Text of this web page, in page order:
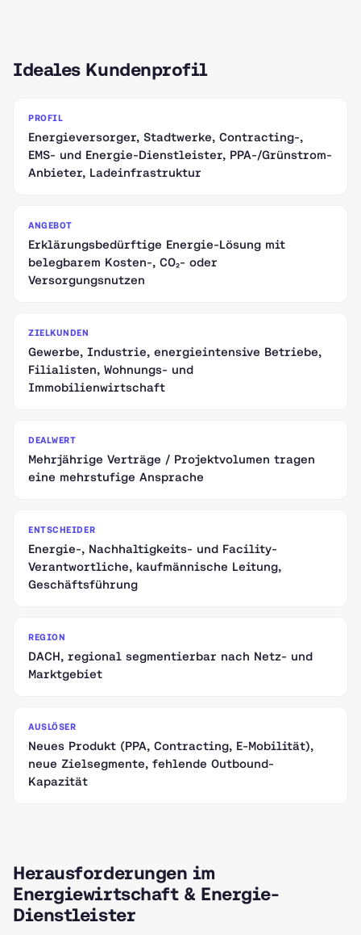
Ideales Kundenprofil
PROFIL
Energieversorger, Stadtwerke, Contracting-,
EMS- und Energie-Dienstleister, PPA-/Grünstrom-
Anbieter, Ladeinfrastruktur
ANGEBOT
Erklärungsbedürftige Energie-Lösung mit
belegbarem Kosten-, CO₂- oder
Versorgungsnutzen
ZIELKUNDEN
Gewerbe, Industrie, energieintensive Betriebe,
Filialisten, Wohnungs- und
Immobilienwirtschaft
DEALWERT
Mehrjährige Verträge / Projektvolumen tragen
eine mehrstufige Ansprache
ENTSCHEIDER
Energie-, Nachhaltigkeits- und Facility-
Verantwortliche, kaufmännische Leitung,
Geschäftsführung
REGION
DACH, regional segmentierbar nach Netz- und
Marktgebiet
AUSLÖSER
Neues Produkt (PPA, Contracting, E-Mobilität),
neue Zielsegmente, fehlende Outbound-
Kapazität
Herausforderungen im
Energiewirtschaft & Energie-
Dienstleister